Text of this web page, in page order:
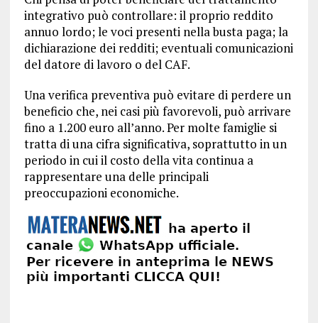
integrativo può controllare: il proprio reddito
annuo lordo; le voci presenti nella busta paga; la
dichiarazione dei redditi; eventuali comunicazioni
del datore di lavoro o del CAF.
Una verifica preventiva può evitare di perdere un
beneficio che, nei casi più favorevoli, può arrivare
fino a 1.200 euro all’anno. Per molte famiglie si
tratta di una cifra significativa, soprattutto in un
periodo in cui il costo della vita continua a
rappresentare una delle principali
preoccupazioni economiche.